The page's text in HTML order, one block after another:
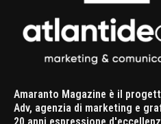
Amaranto Magazine è il
Adv, agenzia di marketing e
20 anni espressione